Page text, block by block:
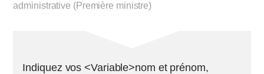
administrative (Première ministre)
Indiquez vos <Variable>nom et prénom,